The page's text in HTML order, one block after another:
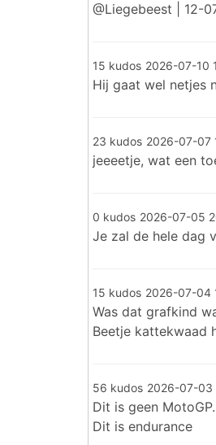
@Liegebeest | 12-
15 kudos 2026-07-10
Hij gaat wel netjes
23 kudos 2026-07-07
jeeeetje, wat een
0 kudos 2026-07-05
Je zal de hele dag
15 kudos 2026-07-04
Was dat grafkind
Beetje kattekwaad
56 kudos 2026-07-03
Dit is geen MotoGP.
Dit is endurance